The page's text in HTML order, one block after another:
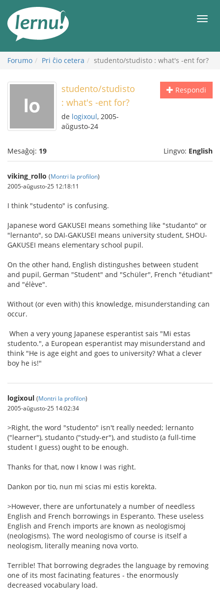
enhavo
Forumo Pri ĉio cetera studento/studisto : what's -ent for?
Respondi
studento/studisto
: what's -ent for?
de logixoul, 2005-
aŭgusto-24
Mesaĝoj: 19 Lingvo: English
viking_rollo (Montri la profilon)
2005-aŭgusto-25 12:18:11
I think "studento" is confusing.
Japanese word GAKUSEI means something like "studanto" or
"lernanto", so DAI-GAKUSEI means university student, SHOU-
GAKUSEI means elementary school pupil.
On the other hand, English distingushes between student
and pupil, German "Student" and "Schüler", French "étudiant"
and "élève".
Without (or even with) this knowledge, misunderstanding can
occur.
When a very young Japanese esperantist sais "Mi estas
studento.", a European esperantist may misunderstand and
think "He is age eight and goes to university? What a clever
boy he is!"
logixoul (Montri la profilon)
2005-aŭgusto-25 14:02:34
>Right, the word "studento" isn't really needed; lernanto
("learner"), studanto ("study-er"), and studisto (a full-time
student I guess) ought to be enough.
Thanks for that, now I know I was right.
Dankon por tio, nun mi scias mi estis korekta.
>However, there are unfortunately a number of needless
English and French borrowings in Esperanto. These useless
English and French imports are known as neologismoj
(neologisms). The word neologismo of course is itself a
neologism, literally meaning nova vorto.
Terrible! That borrowing degrades the language by removing
one of its most facinating features - the enormously
decreased vocabulary load.